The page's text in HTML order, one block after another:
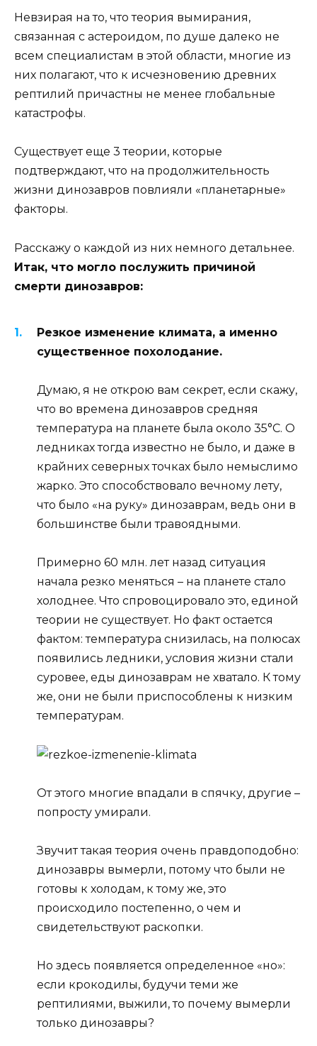
Невзирая на то, что теория вымирания,
связанная с астероидом, по душе далеко не
всем специалистам в этой области, многие из
них полагают, что к исчезновению древних
рептилий причастны не менее глобальные
катастрофы.
Существует еще 3 теории, которые
подтверждают, что на продолжительность
жизни динозавров повлияли «планетарные»
факторы.
Расскажу о каждой из них немного детальнее.
Итак, что могло послужить причиной
смерти динозавров:
Резкое изменение климата, а именно
существенное похолодание.
Думаю, я не открою вам секрет, если скажу,
что во времена динозавров средняя
температура на планете была около 35°С. О
ледниках тогда известно не было, и даже в
крайних северных точках было немыслимо
жарко. Это способствовало вечному лету,
что было «на руку» динозаврам, ведь они в
большинстве были травоядными.
Примерно 60 млн. лет назад ситуация
начала резко меняться – на планете стало
холоднее. Что спровоцировало это, единой
теории не существует. Но факт остается
фактом: температура снизилась, на полюсах
появились ледники, условия жизни стали
суровее, еды динозаврам не хватало. К тому
же, они не были приспособлены к низким
температурам.
От этого многие впадали в спячку, другие –
попросту умирали.
Звучит такая теория очень правдоподобно:
динозавры вымерли, потому что были не
готовы к холодам, к тому же, это
происходило постепенно, о чем и
свидетельствуют раскопки.
Но здесь появляется определенное «но»:
если крокодилы, будучи теми же
рептилиями, выжили, то почему вымерли
только динозавры?